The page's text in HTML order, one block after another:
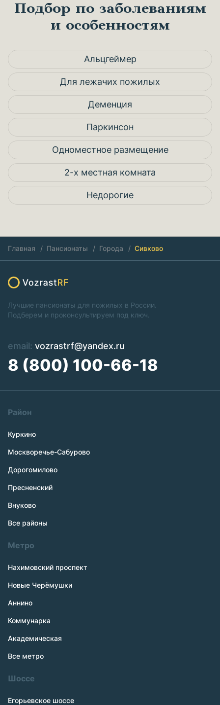
Подбор по заболеваниям
и особенностям
Альцгеймер
Для лежачих пожилых
Деменция
Паркинсон
Одноместное размещение
2-х местная комната
Недорогие
Главная Пансионаты Города Сивково
Лучшие пансионаты для пожилых в России.
Подберем и проконсультируем под ключ.
email: vozrastrf@yandex.ru
8 (800) 100-66-18
Район
Куркино
Москворечье-Сабурово
Дорогомилово
Пресненский
Внуково
Все районы
Метро
Нахимовский проспект
Новые Черёмушки
Аннино
Коммунарка
Академическая
Все метро
Шоссе
Егорьевское шоссе